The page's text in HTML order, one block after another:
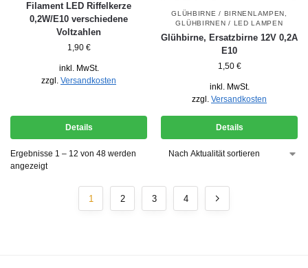
Filament LED Riffelkerze
0,2W/E10 verschiedene
Voltzahlen
1,90 €
inkl. MwSt.
zzgl. Versandkosten
Details
GLÜHBIRNE / BIRNENLAMPEN
GLÜHBIRNEN / LED LAMPEN
Glühbirne, Ersatzbirne 12V 0,2A
E10
1,50 €
inkl. MwSt.
zzgl. Versandkosten
Details
Ergebnisse 1 – 12 von 48 werden
angezeigt
1 2 3 4